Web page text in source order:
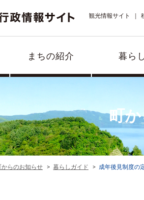
まちの紹介 暮らし
観光情報サイト
町
からのお知らせ 暮らしガイド 成年後見制度の